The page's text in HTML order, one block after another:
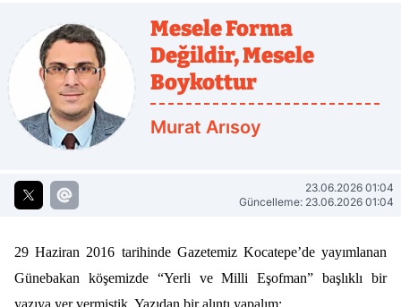
Mesele Forma
Değildir, Mesele
Boykottur
Murat Arısoy
23.06.2026 01:04
Güncelleme: 23.06.2026 01:04
29 Haziran 2016 tarihinde Gazetemiz Kocatepe’de yayımlanan
Günebakan köşemizde “Yerli ve Milli Eşofman” başlıklı bir
yazıya yer vermiştik. Yazıdan bir alıntı yapalım: